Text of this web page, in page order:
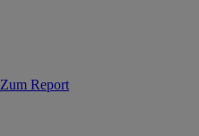
Zum Report